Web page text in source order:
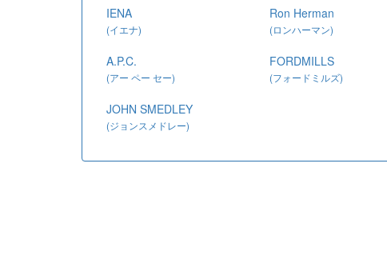
IENA
(イエナ)
Ron Herman
(ロンハーマン)
A.P.C.
(アー ペー セー)
FORDMILLS
(フォードミルズ)
JOHN SMEDLEY
(ジョンスメドレー)